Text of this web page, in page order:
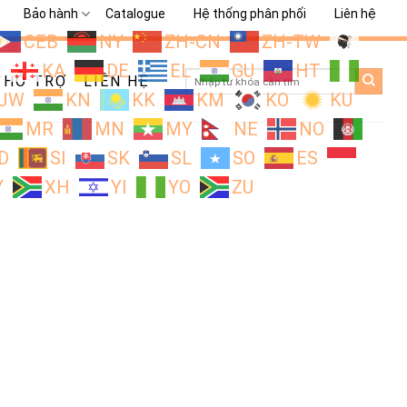
Bảo hành Catalogue Hệ thống phân phối Liên hệ
CEB NY ZH-CN
ZH-TW
KA DE EL GU
HT
KN KK KM KO
KU
MR MN MY NE
NO
SI SK SL SO
ES
XH YI YO ZU
HỖ TRỢ LIÊN HỆ
Search
for: